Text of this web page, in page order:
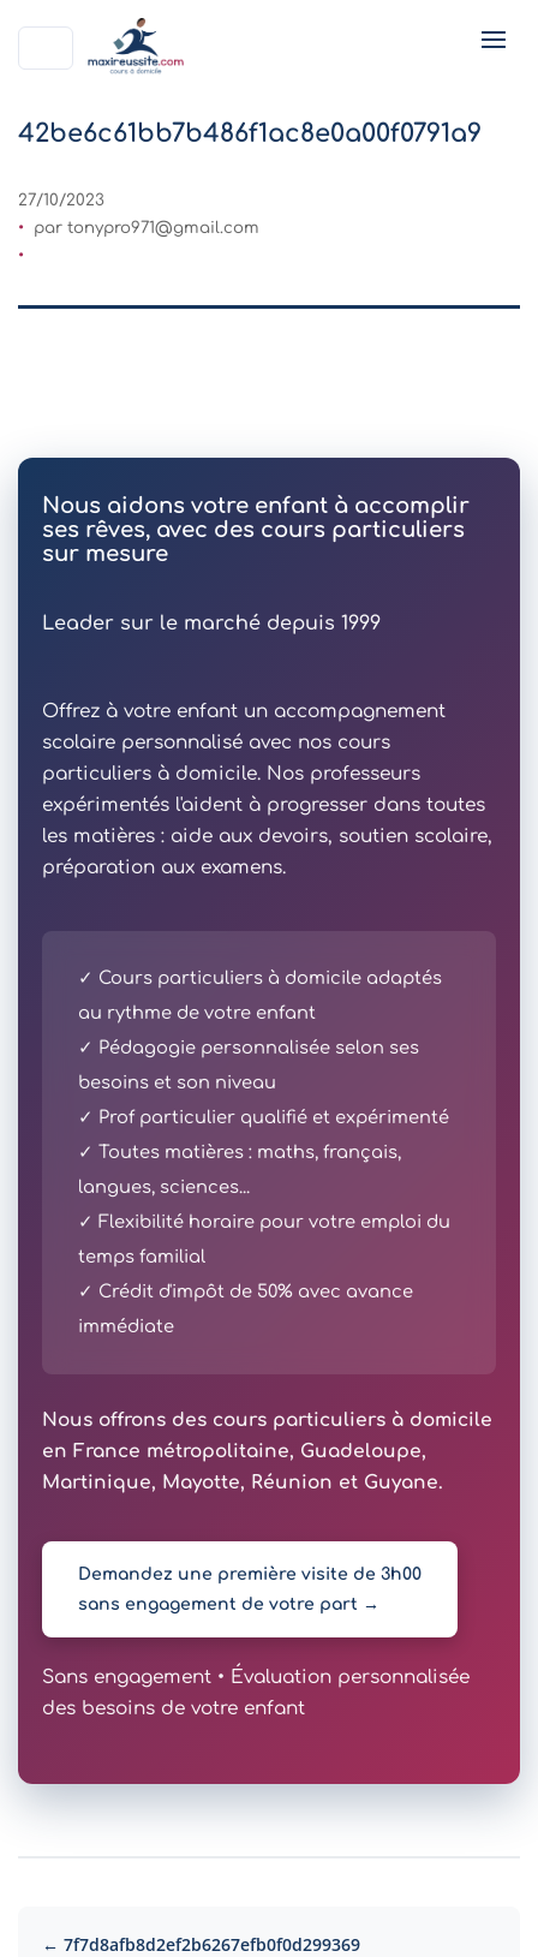
42be6c61bb7b486f1ac8e0a00f0791a9
27/10/2023
par tonypro971@gmail.com
Nous aidons votre enfant à accomplir
ses rêves, avec des cours particuliers
sur mesure
Leader sur le marché depuis 1999
Offrez à votre enfant un accompagnement
scolaire personnalisé avec nos cours
particuliers à domicile. Nos professeurs
expérimentés l'aident à progresser dans toutes
les matières : aide aux devoirs, soutien scolaire,
préparation aux examens.
✓ Cours particuliers à domicile adaptés
au rythme de votre enfant
✓ Pédagogie personnalisée selon ses
besoins et son niveau
✓ Prof particulier qualifié et expérimenté
✓ Toutes matières : maths, français,
langues, sciences...
✓ Flexibilité horaire pour votre emploi du
temps familial
✓ Crédit d'impôt de 50% avec avance
immédiate
Nous offrons des cours particuliers à domicile
en France métropolitaine, Guadeloupe,
Martinique, Mayotte, Réunion et Guyane.
Demandez une première visite de 3h00
sans engagement de votre part →
Sans engagement • Évaluation personnalisée
des besoins de votre enfant
← 7f7d8afb8d2ef2b6267efb0f0d299369